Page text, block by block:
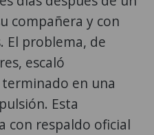
compañera y con
El problema, de
escaló
en una
Esta
con respaldo oficial